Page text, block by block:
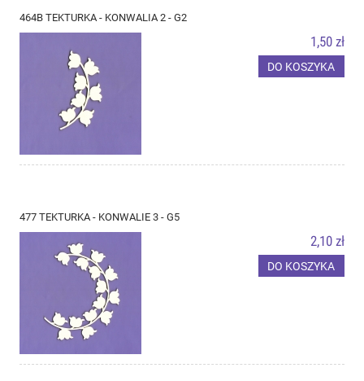
464B TEKTURKA - KONWALIA 2 - G2
1,50 zł
DO KOSZYKA
477 TEKTURKA - KONWALIE 3 - G5
2,10 zł
DO KOSZYKA